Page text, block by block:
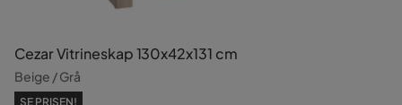
Cezar Vitrineskap 130x42x131 cm
Beige / Grå
SE PRISEN!